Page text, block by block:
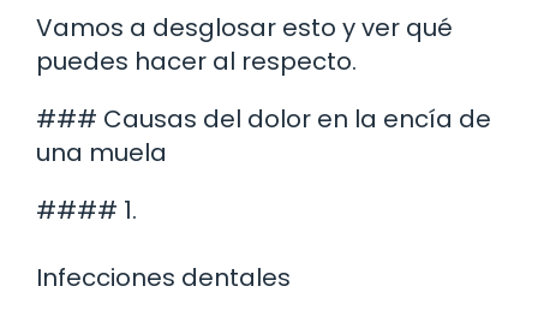
Vamos a desglosar esto y ver qué
puedes hacer al respecto.
### Causas del dolor en la encía de
una muela
#### 1.
Infecciones dentales